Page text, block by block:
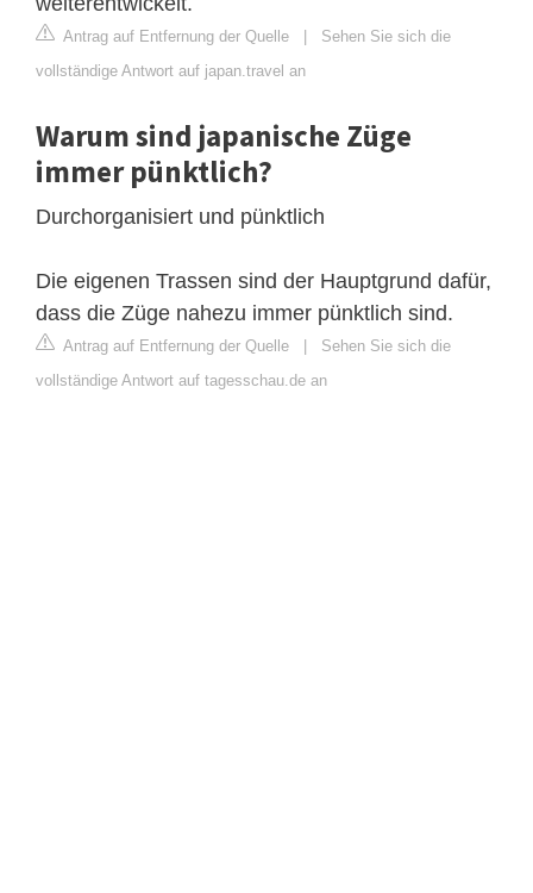
Antrag auf Entfernung der Quelle | Sehen Sie sich die
vollständige Antwort auf japan.travel an
Warum sind japanische Züge
immer pünktlich?
Durchorganisiert und pünktlich
Die eigenen Trassen sind der Hauptgrund dafür,
dass die Züge nahezu immer pünktlich sind.
Antrag auf Entfernung der Quelle | Sehen Sie sich die
vollständige Antwort auf tagesschau.de an